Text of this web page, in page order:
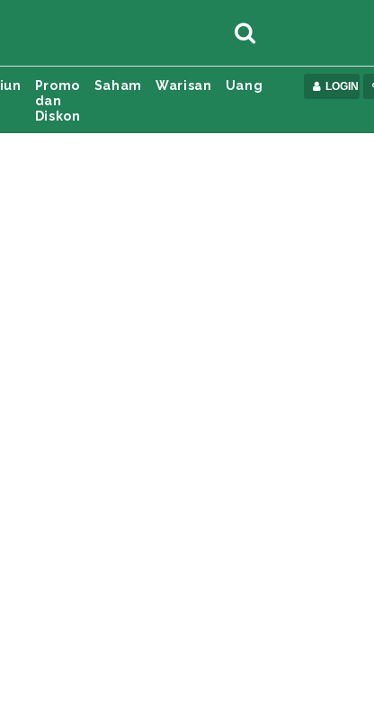
Promo
dan
Diskon
Saham Warisan Uang LOGIN